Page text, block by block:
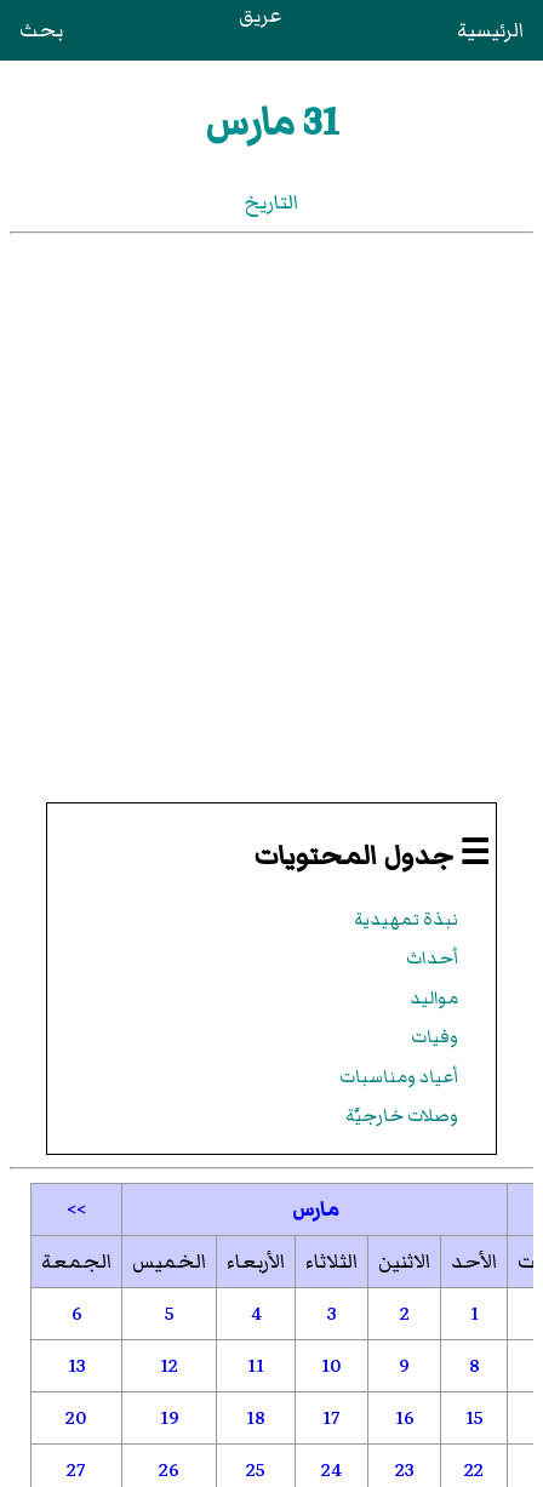
الرئيسية عريق بحث
31 مارس
التاريخ
☰ جدول المحتويات
نبذة تمهيدية
أحداث
مواليد
وفيات
أعياد ومناسبات
وصلات خارجيَّة
مارس
>>
الأحد الاثنين الثلاثاء الأربعاء الخميس
الجمعة
1
2
3
4
5
6
8
9
10
11
12
13
15
16
17
18
19
20
22
23
24
25
26
27